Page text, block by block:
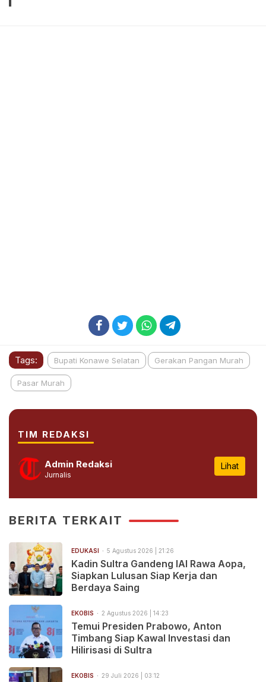
Tags: Bupati Konawe Selatan Gerakan Pangan Murah
Pasar Murah
TIM REDAKSI
Admin Redaksi
Jurnalis
Lihat
BERITA TERKAIT
EDUKASI 5 Agustus 2026 | 21:26
Kadin Sultra Gandeng IAI Rawa Aopa,
Siapkan Lulusan Siap Kerja dan
Berdaya Saing
EKOBIS 2 Agustus 2026 | 14:23
Temui Presiden Prabowo, Anton
Timbang Siap Kawal Investasi dan
Hilirisasi di Sultra
EKOBIS 29 Juli 2026 | 03:12